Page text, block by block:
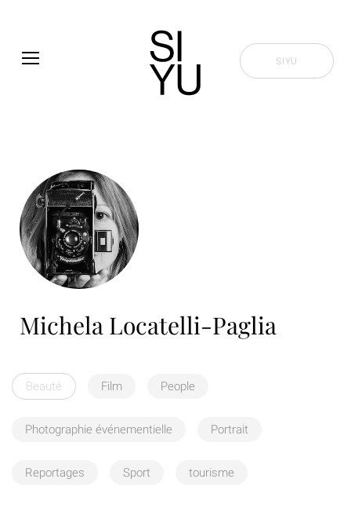
SIYU
Michela Locatelli-Paglia
Beauté Film People
Photographie événementielle Portrait
Reportages Sport tourisme